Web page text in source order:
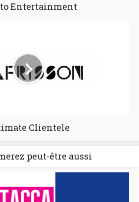
Entertainment
Clientele
peut-être aussi